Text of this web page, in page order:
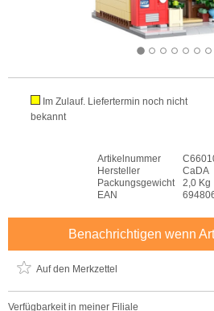
Im Zulauf. Liefertermin noch nicht
bekannt
Artikelnummer
Hersteller
CaDA
Packungsgewicht
2,0 Kg
EAN
Benachrichtigen wenn
Auf den Merkzettel
Verfügbarkeit in meiner Filiale